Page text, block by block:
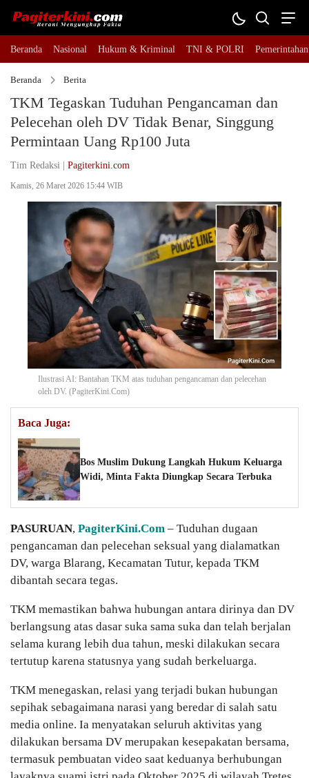
Beranda Nasional Hukum & Kriminal TNI & POLRI Pemerintahan
Beranda Berita
TKM Tegaskan Tuduhan Pengancaman dan
Pelecehan oleh DV Tidak Benar, Singgung
Permintaan Uang Rp100 Juta
Tim Redaksi | Pagiterkini.com
Kamis, 26 Maret 2026 15:44 WIB
Ilustrasi AI: Bantahan TKM atas tuduhan pengancaman dan pelecehan
oleh DV. (PagiterKini.Com)
Baca Juga:
Bos Muslim Dukung Langkah Hukum Keluarga
Widi, Minta Fakta Diungkap Secara Terbuka
PASURUAN, PagiterKini.Com – Tuduhan dugaan
pengancaman dan pelecehan seksual yang dialamatkan
DV, warga Blarang, Kecamatan Tutur, kepada TKM
dibantah secara tegas.
TKM memastikan bahwa hubungan antara dirinya dan DV
berlangsung atas dasar suka sama suka dan telah berjalan
selama kurang lebih dua tahun, meski dilakukan secara
tertutup karena statusnya yang sudah berkeluarga.
TKM menegaskan, relasi yang terjadi bukan hubungan
sepihak sebagaimana narasi yang beredar di salah satu
media online. Ia menyatakan seluruh aktivitas yang
dilakukan bersama DV merupakan kesepakatan bersama,
termasuk pembuatan video saat keduanya berhubungan